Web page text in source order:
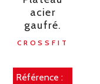
acier
gaufré.
CROSSFIT
Référence :